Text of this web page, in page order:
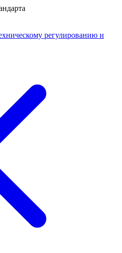
регулированию и